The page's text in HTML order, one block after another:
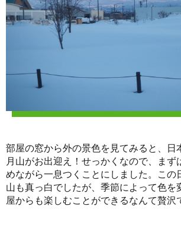
部屋の窓から外の景色を見てみると、日
月山がお出迎え！せっかくなので、まず
めながら一息つくことにしました。この
山も真っ白でしたが、季節によって色を
屋からも楽しむことができるなんて贅沢